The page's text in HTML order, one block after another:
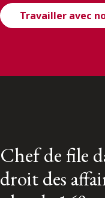
Travailler avec
Chef de file
droit des